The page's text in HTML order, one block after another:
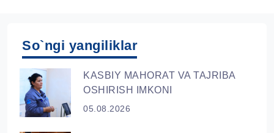
So`ngi yangiliklar
KASBIY MAHORAT VA TAJRIBA
OSHIRISH IMKONI
05.08.2026